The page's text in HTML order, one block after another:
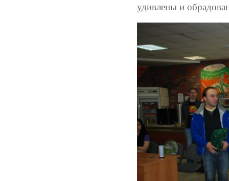
удивлены и